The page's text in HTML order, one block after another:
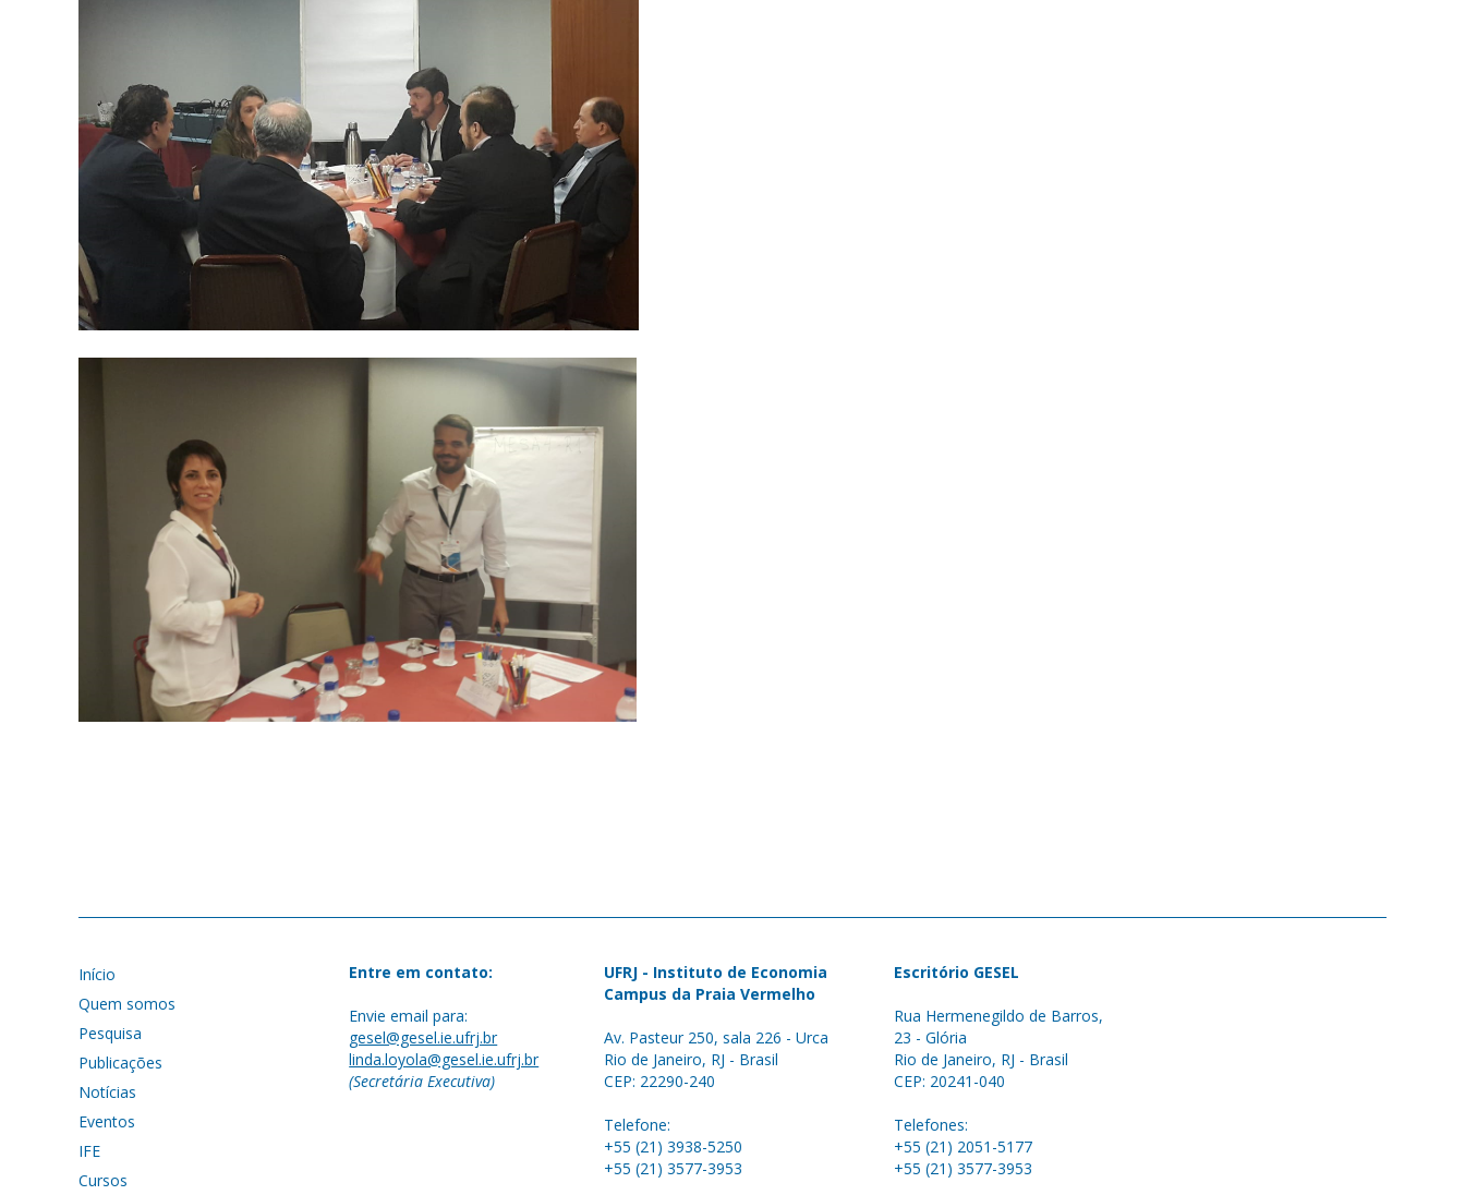
Início
Quem somos
Pesquisa
Publicações
Notícias
Eventos
IFE
Cursos
Entre em contato:
Envie email para:
gesel@gesel.ie.ufrj.br
linda.loyola@gesel.ie.ufrj.br
(Secretária Executiva)
UFRJ - Instituto de Economia
Campus da Praia Vermelho
Av. Pasteur 250, sala 226 - Urca
Rio de Janeiro, RJ - Brasil
CEP: 22290-240
Telefone:
+55 (21) 3938-5250
+55 (21) 3577-3953
Escritório GESEL
Rua Hermenegildo de Barros,
23 - Glória
Rio de Janeiro, RJ - Brasil
CEP: 20241-040
Telefones:
+55 (21) 2051-5177
+55 (21) 3577-3953